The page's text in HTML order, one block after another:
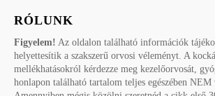
RÓLUNK
Figyelem! Az oldalon található információk
helyettesítik a szakszerű orvosi véleményt. A
mellékhatásokról kérdezze meg kezelőorvosát,
honlapon található tartalom teljes egészében NEM